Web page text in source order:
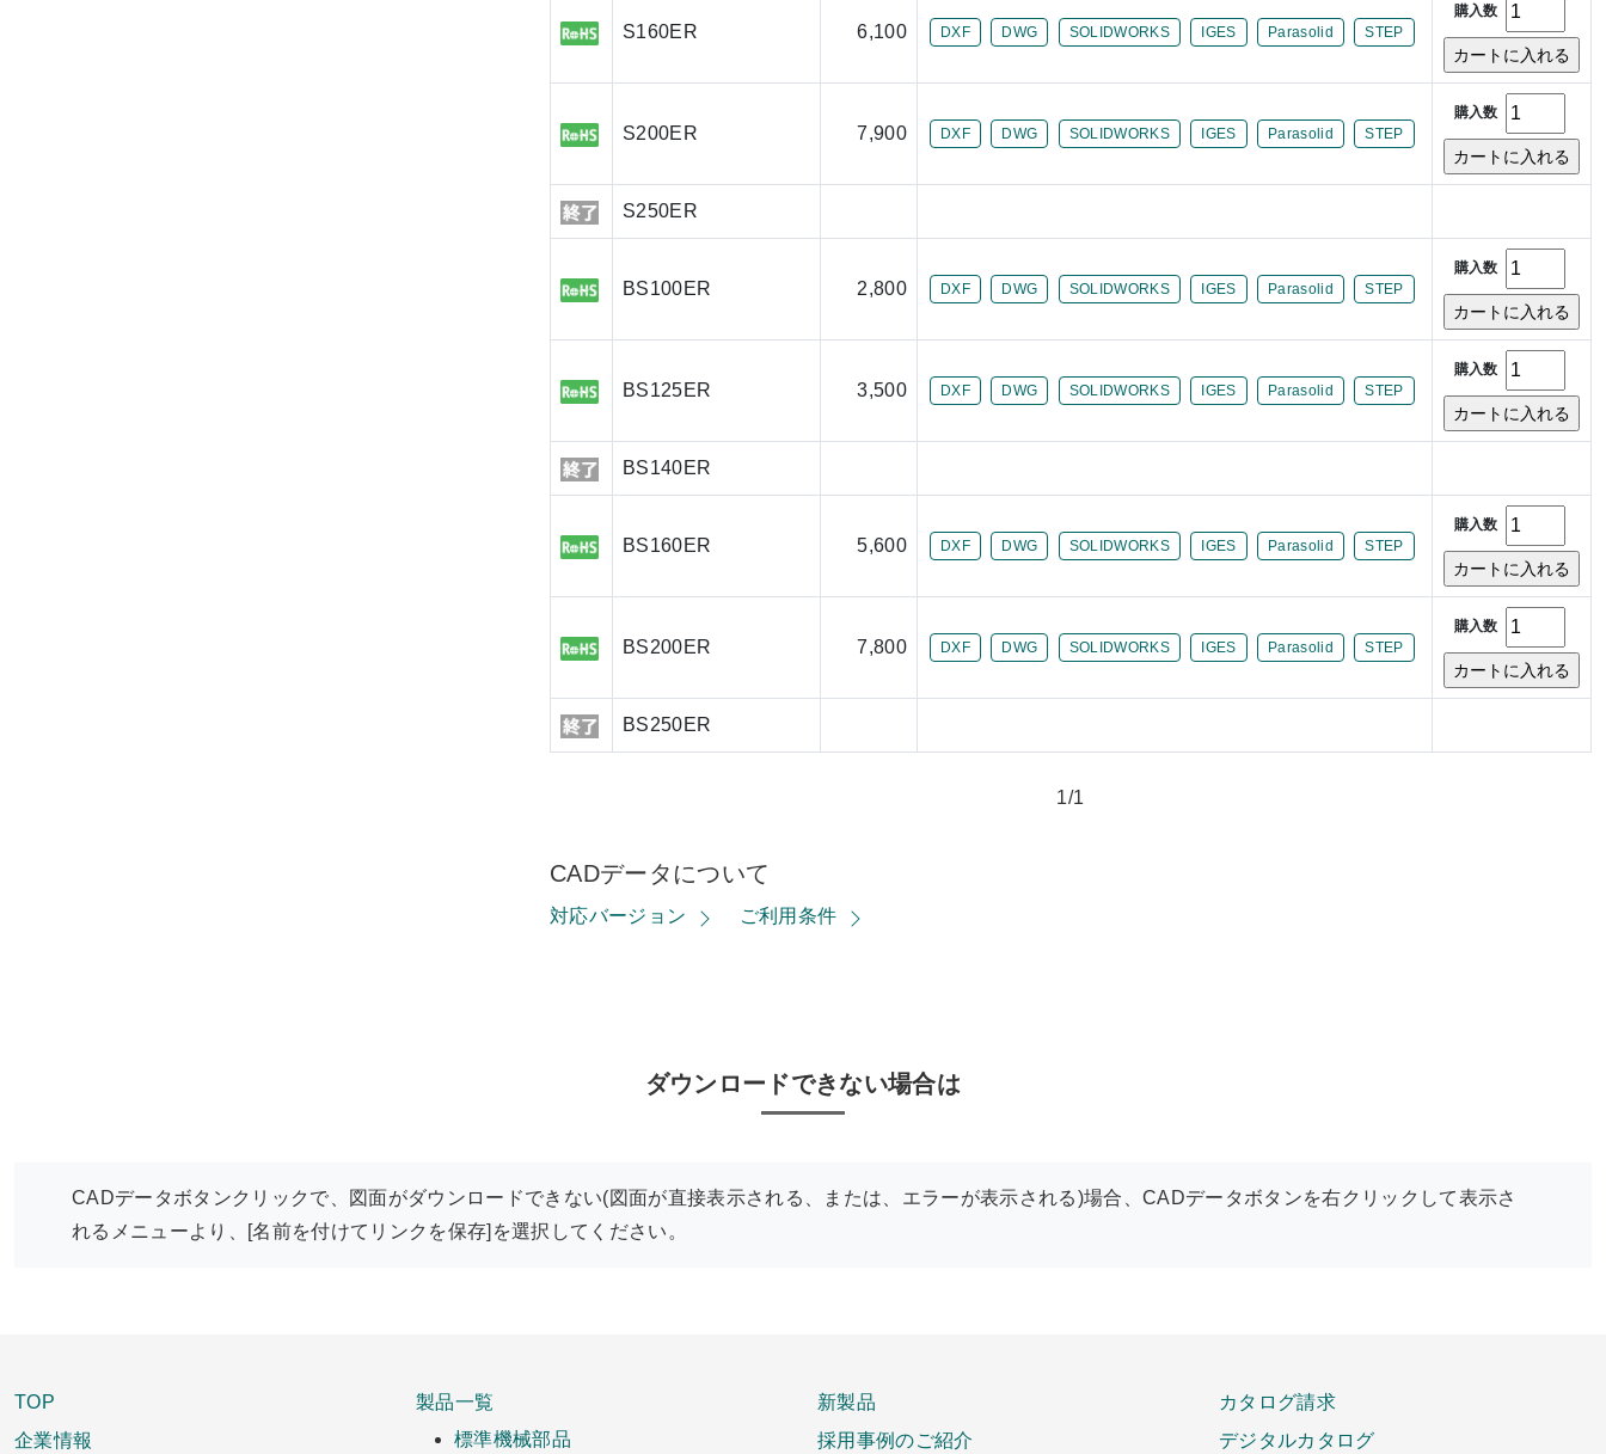
S160ER 6,100 DXF DWG SOLIDWORKS IGES Parasolid STEP
購入数
S200ER 7,900 DXF DWG SOLIDWORKS IGES Parasolid STEP
購入数
S250ER
BS100ER 2,800 DXF DWG SOLIDWORKS IGES Parasolid STEP
購入数
BS125ER 3,500 DXF DWG SOLIDWORKS IGES Parasolid STEP
購入数
BS140ER
BS160ER 5,600 DXF DWG SOLIDWORKS IGES Parasolid STEP
購入数
BS200ER 7,800 DXF DWG SOLIDWORKS IGES Parasolid STEP
購入数
BS250ER
1/1
CADデータについて
対応バージョン ご利用条件
ダウンロードできない場合は
CADデータボタンクリックで、図面がダウンロードできない(図面が直接表示される、または、エラーが表示される)場合、CADデータボタンを右クリックして表示さ
れるメニューより、[名前を付けてリンクを保存]を選択してください。
TOP
企業情報
製品一覧
標準機械部品
新製品
採用事例のご紹介
カタログ請求
デジタルカタログ